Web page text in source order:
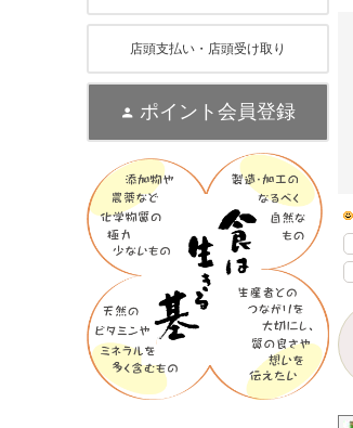
店頭支払い・店頭受け取り
ポイント会員登録